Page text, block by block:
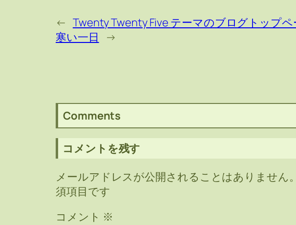
← Twenty Twenty Five テーマのブログトップ
寒い一日
→
Comments
コメントを残す
メールアドレスが公開されることはありません。
須項目です
コメント ※